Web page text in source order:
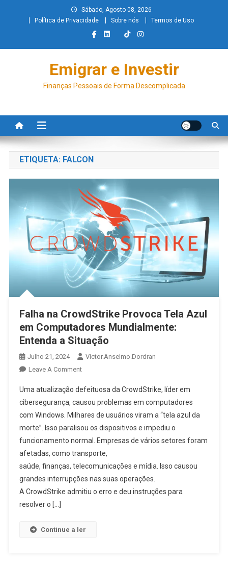
Sábado, Agosto 08, 2026
Política de Privacidade
Sobre nós Termos de Uso
Emigrar e Investir
Finanças Pessoais de Forma Descomplicada
ETIQUETA: FALCON
Falha na CrowdStrike Provoca Tela Azul
em Computadores Mundialmente:
Entenda a Situação
Julho 21, 2024
Victor.anselmo.dordran
Leave A Comment
Uma atualização defeituosa da CrowdStrike, líder em
cibersegurança, causou problemas em computadores
com Windows. Milhares de usuários viram a “tela azul da
morte”. Isso paralisou os dispositivos e impediu o
funcionamento normal. Empresas de vários setores foram
afetadas, como transporte,
saúde, finanças, telecomunicações e mídia. Isso causou
grandes interrupções nas suas operações.
A CrowdStrike admitiu o erro e deu instruções para
resolver o […]
Continue a ler